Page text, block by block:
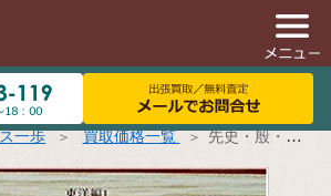
一歩 買取価格一覧 先史・殷・周 世界美術大全集 東洋編